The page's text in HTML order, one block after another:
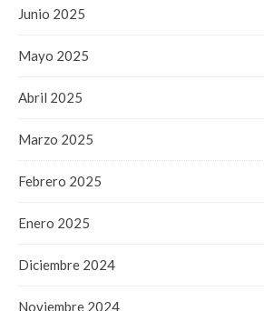
Junio 2025
Mayo 2025
Abril 2025
Marzo 2025
Febrero 2025
Enero 2025
Diciembre 2024
Noviembre 2024